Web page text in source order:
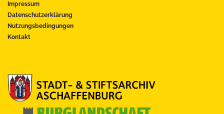
Impressum
Datenschutzerklärung
Nutzungsbedingungen
Kontakt